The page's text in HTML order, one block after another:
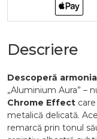
Descriere
Descoperă
„Aluminium Aura” –
Chrome Effect
metalică delicată.
remarcă prin tonul